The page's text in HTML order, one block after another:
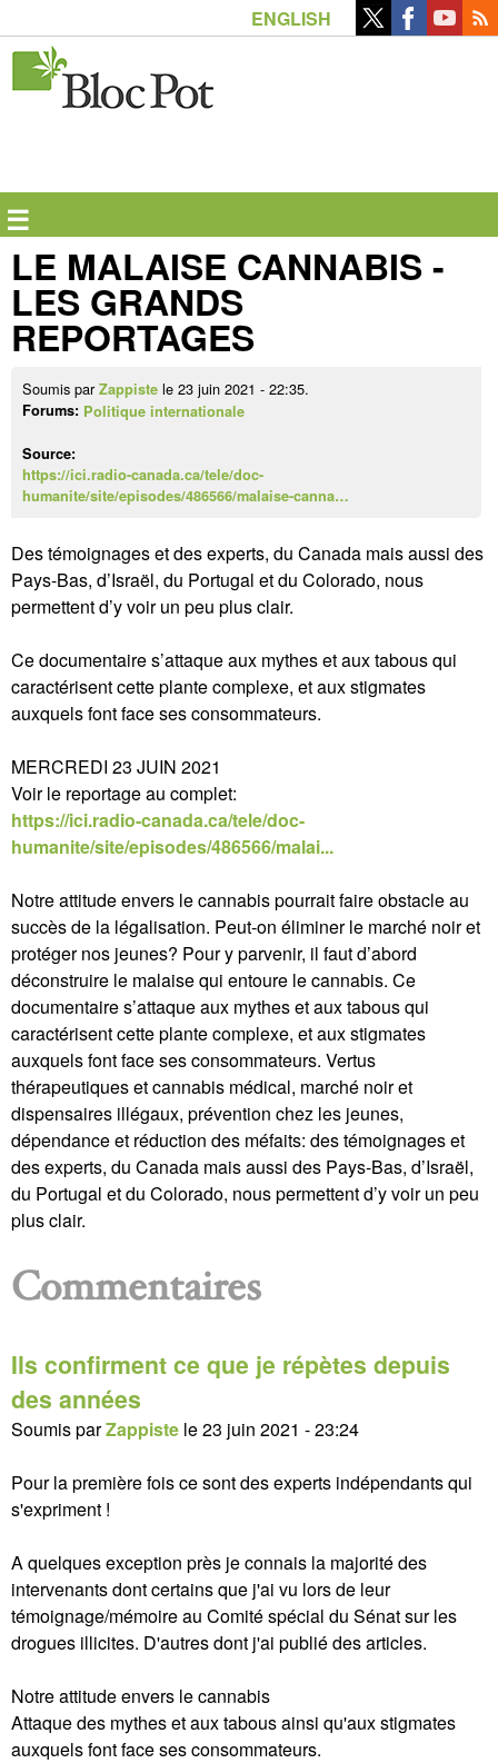
contenu
ENGLISH
☰
LE MALAISE CANNABIS -
LES GRANDS
REPORTAGES
Soumis parZappiste le 23 juin 2021 - 22:35.
Forums: Politique internationale
Source:
https://ici.radio-canada.ca/tele/doc-
humanite/site/episodes/486566/malaise-canna…
Des témoignages et des experts, du Canada mais aussi des
Pays-Bas, d’Israël, du Portugal et du Colorado, nous
permettent d’y voir un peu plus clair.
Ce documentaire s’attaque aux mythes et aux tabous qui
caractérisent cette plante complexe, et aux stigmates
auxquels font face ses consommateurs.
MERCREDI 23 JUIN 2021
Voir le reportage au complet:
https://ici.radio-canada.ca/tele/doc-
humanite/site/episodes/486566/malai...
Notre attitude envers le cannabis pourrait faire obstacle au
succès de la légalisation. Peut-on éliminer le marché noir et
protéger nos jeunes? Pour y parvenir, il faut d’abord
déconstruire le malaise qui entoure le cannabis. Ce
documentaire s’attaque aux mythes et aux tabous qui
caractérisent cette plante complexe, et aux stigmates
auxquels font face ses consommateurs. Vertus
thérapeutiques et cannabis médical, marché noir et
dispensaires illégaux, prévention chez les jeunes,
dépendance et réduction des méfaits: des témoignages et
des experts, du Canada mais aussi des Pays-Bas, d’Israël,
du Portugal et du Colorado, nous permettent d’y voir un peu
plus clair.
Commentaires
Ils confirment ce que je répètes depuis
des années
Soumis parZappiste le23 juin 2021 - 23:24
Pour la première fois ce sont des experts indépendants qui
s'expriment !
A quelques exception près je connais la majorité des
intervenants dont certains que j'ai vu lors de leur
témoignage/mémoire au Comité spécial du Sénat sur les
drogues illicites. D'autres dont j'ai publié des articles.
Notre attitude envers le cannabis
Attaque des mythes et aux tabous ainsi qu'aux stigmates
auxquels font face ses consommateurs.